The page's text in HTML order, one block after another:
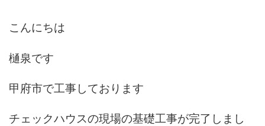
こんにちは
樋泉です
甲府市で工事しております
チェックハウスの現場の基礎工事が完了しまし